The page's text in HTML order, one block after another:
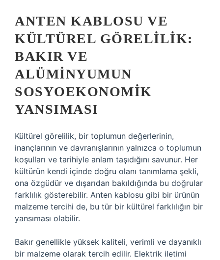
ANTEN KABLOSU VE
KÜLTÜREL GÖRELILIK:
BAKIR VE
ALÜMINYUMUN
SOSYOEKONOMIK
YANSIMASI
Kültürel görelilik, bir toplumun değerlerinin,
inançlarının ve davranışlarının yalnızca o toplumun
koşulları ve tarihiyle anlam taşıdığını savunur. Her
kültürün kendi içinde doğru olanı tanımlama şekli,
ona özgüdür ve dışarıdan bakıldığında bu doğrular
farklılık gösterebilir. Anten kablosu gibi bir ürünün
malzeme tercihi de, bu tür bir kültürel farklılığın bir
yansıması olabilir.
Bakır genellikle yüksek kaliteli, verimli ve dayanıklı
bir malzeme olarak tercih edilir. Elektrik iletimi